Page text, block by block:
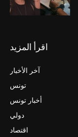
اقرأ المزيد
آخر الأخبار
تونس
أخبار تونس
دولي
اقتصاد